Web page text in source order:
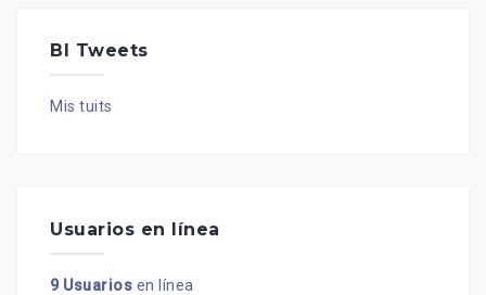
BI Tweets
Mis tuits
Usuarios en línea
9 Usuarios en línea